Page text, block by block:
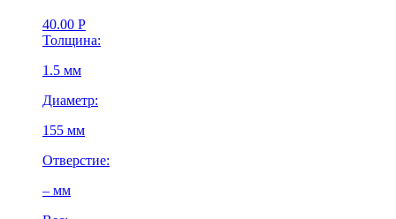
40.00 Р
Толщина:
1.5 мм
Диаметр:
155 мм
Отверстие:
– мм